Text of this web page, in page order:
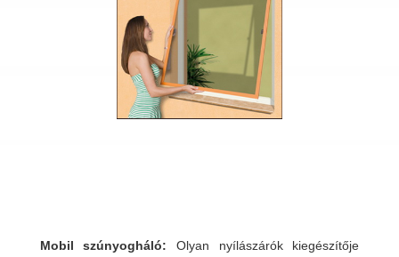
Mobil szúnyogháló: Olyan nyílászárók kiegészítője